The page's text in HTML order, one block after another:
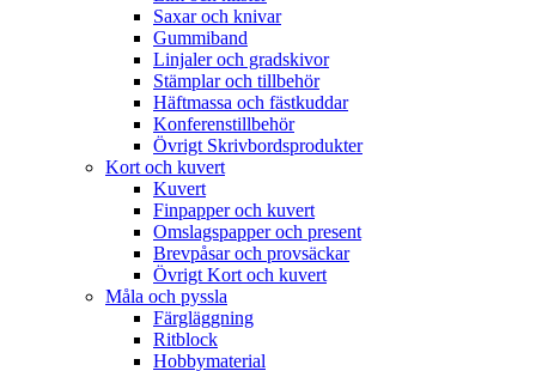
Saxar och knivar
Gummiband
Linjaler och gradskivor
Stämplar och tillbehör
Häftmassa och fästkuddar
Konferenstillbehör
Övrigt Skrivbordsprodukter
Kort och kuvert
Kuvert
Finpapper och kuvert
Omslagspapper och present
Brevpåsar och provsäckar
Övrigt Kort och kuvert
Måla och pyssla
Färgläggning
Ritblock
Hobbymaterial